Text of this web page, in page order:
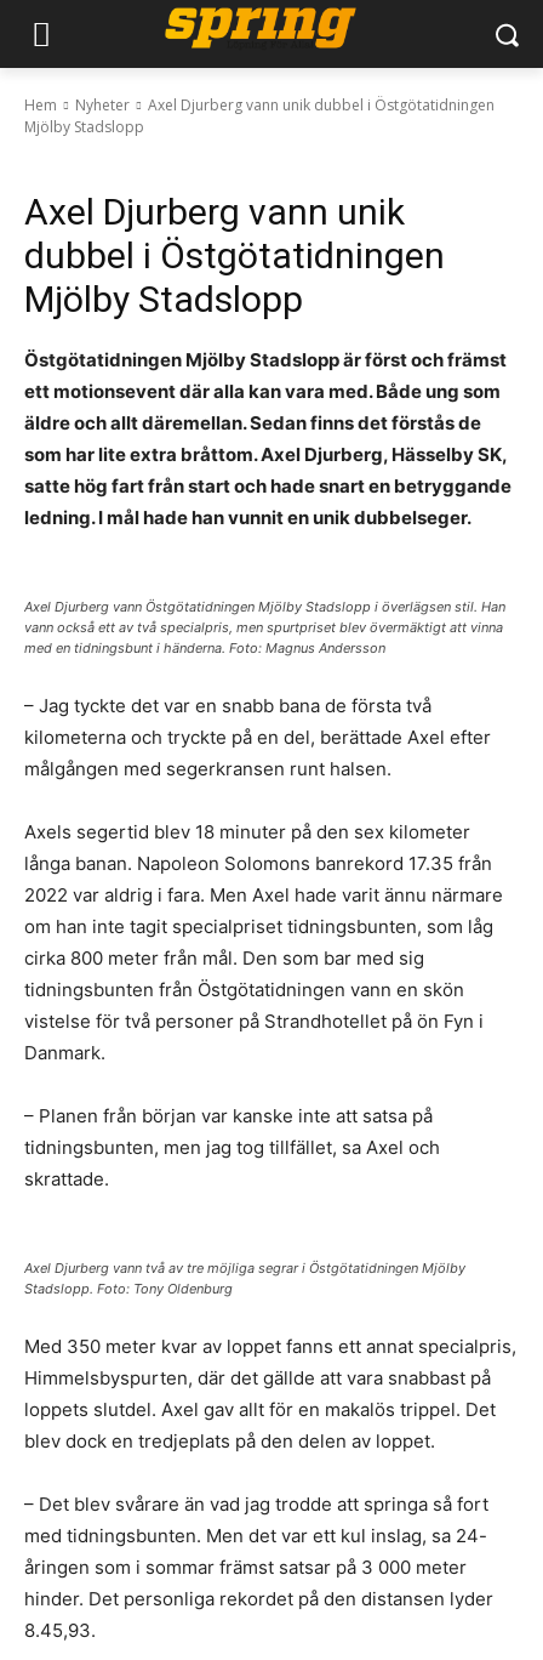
Hem Nyheter
Axel Djurberg vann unik dubbel i Östgötatidningen
Mjölby Stadslopp
Axel Djurberg vann unik
dubbel i Östgötatidningen
Mjölby Stadslopp
Östgötatidningen Mjölby Stadslopp är först och främst
ett motionsevent där alla kan vara med. Både ung som
äldre och allt däremellan. Sedan finns det förstås de
som har lite extra bråttom. Axel Djurberg, Hässelby SK,
satte hög fart från start och hade snart en betryggande
ledning. I mål hade han vunnit en unik dubbelseger.
Axel Djurberg vann Östgötatidningen Mjölby Stadslopp i överlägsen stil. Han
vann också ett av två specialpris, men spurtpriset blev övermäktigt att vinna
med en tidningsbunt i händerna. Foto: Magnus Andersson
– Jag tyckte det var en snabb bana de första två
kilometerna och tryckte på en del, berättade Axel efter
målgången med segerkransen runt halsen.
Axels segertid blev 18 minuter på den sex kilometer
långa banan. Napoleon Solomons banrekord 17.35 från
2022 var aldrig i fara. Men Axel hade varit ännu närmare
om han inte tagit specialpriset tidningsbunten, som låg
cirka 800 meter från mål. Den som bar med sig
tidningsbunten från Östgötatidningen vann en skön
vistelse för två personer på Strandhotellet på ön Fyn i
Danmark.
– Planen från början var kanske inte att satsa på
tidningsbunten, men jag tog tillfället, sa Axel och
skrattade.
Axel Djurberg vann två av tre möjliga segrar i Östgötatidningen Mjölby
Stadslopp. Foto: Tony Oldenburg
Med 350 meter kvar av loppet fanns ett annat specialpris,
Himmelsbyspurten, där det gällde att vara snabbast på
loppets slutdel. Axel gav allt för en makalös trippel. Det
blev dock en tredjeplats på den delen av loppet.
– Det blev svårare än vad jag trodde att springa så fort
med tidningsbunten. Men det var ett kul inslag, sa 24-
åringen som i sommar främst satsar på 3 000 meter
hinder. Det personliga rekordet på den distansen lyder
8.45,93.